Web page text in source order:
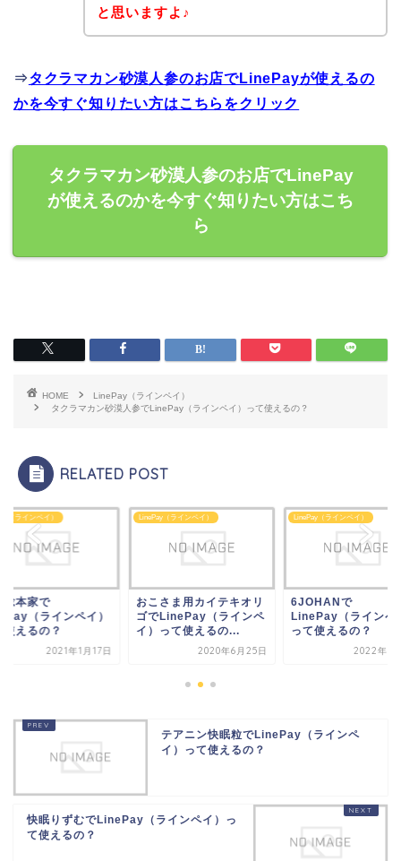
と思いますよ♪
⇒タクラマカン砂漠人参のお店でLinePayが使えるの
かを今すぐ知りたい方はこちらをクリック
タクラマカン砂漠人参のお店でLinePay
が使えるのかを今すぐ知りたい方はこち
ら
HOME
LinePay（ラインペイ）
タクラマカン砂漠人参でLinePay（ラインペイ）って使えるの？
RELATED POST
（ラインペイ）
総本家で
（ラインペイ）
使えるの？
2021年1月17日
LinePay（ラインペイ）
おこさま用カイテキオリ
ゴでLinePay（ラインペ
イ）って使えるの...
2020年6月25日
LinePay（ラインペイ）
6JOHANで
LinePay（ラインペ
って使えるの？
2022年7
テアニン快眠粒でLinePay（ラインペ
イ）って使えるの？
快眠りずむでLinePay（ラインペイ）っ
て使えるの？